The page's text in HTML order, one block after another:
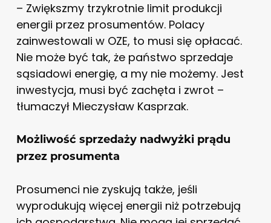
– Zwiększmy trzykrotnie limit produkcji
energii przez prosumentów. Polacy
zainwestowali w OZE, to musi się opłacać.
Nie może być tak, że państwo sprzedaje
sąsiadowi energię, a my nie możemy. Jest
inwestycja, musi być zachęta i zwrot –
tłumaczył Mieczysław Kasprzak.
Możliwość sprzedaży nadwyżki prądu
przez prosumenta
Prosumenci nie zyskują także, jeśli
wyprodukują więcej energii niż potrzebują